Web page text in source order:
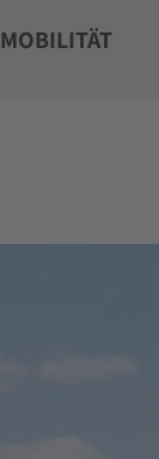
MOBILITÄT